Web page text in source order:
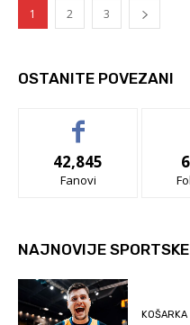
1 2 3
OSTANITE POVEZANI
42,845
Fanovi
NAJNOVIJE
KOŠARKA